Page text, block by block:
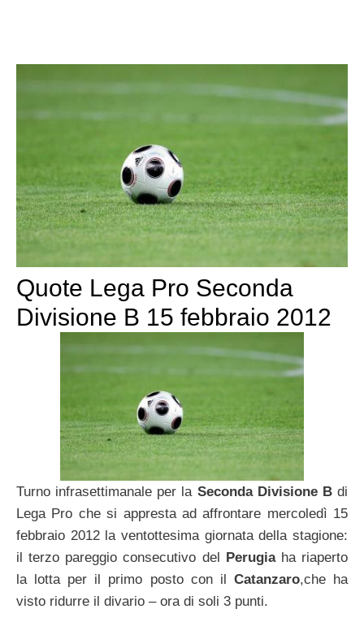
Quote Lega Pro Seconda
Divisione B 15 febbraio 2012
Turno infrasettimanale per la Seconda Divisione Bdi
Lega Pro che si appresta ad affrontare mercoledì 15
febbraio 2012 la ventottesima giornata della stagione:
il terzo pareggio consecutivo del Perugiaha riaperto
la lotta per il primo posto con il Catanzaro,che ha
visto ridurre il divario – ora di soli 3 punti.